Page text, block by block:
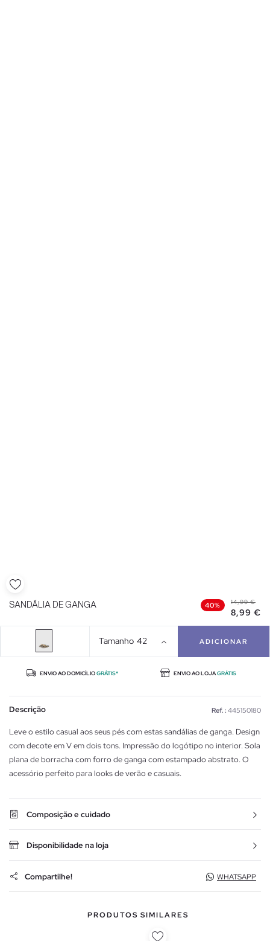
SANDÁLIA DE GANGA 40% 14,99 €
8,99 €
Tamanho 42 ADICIONAR
ENVIO AO DOMICÍLIOGRÁTIS* ENVIO AO LOJAGRÁTIS
Descrição Ref. : 445150180
Leve o estilo casual aos seus pés com estas sandálias de ganga. Design
com decote em V em dois tons. Impressão do logótipo no interior. Sola
plana de borracha com forro de ganga com estampado abstrato. O
acessório perfeito para looks de verão e casuais.
Composição e cuidado
Disponibilidade na loja
Compartilhe! WHATSAPP
PRODUTOS SIMILARES